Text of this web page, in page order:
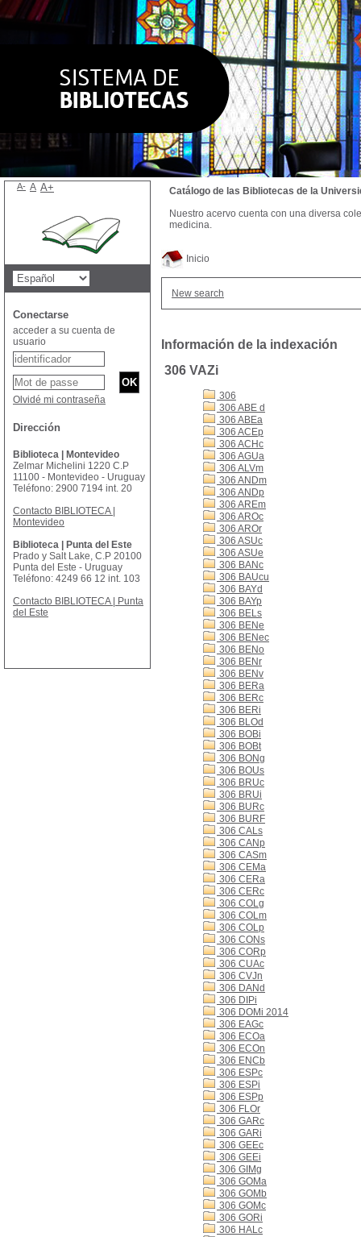
Inicio
New search
Información de la indexación
306 VAZi
306
306 ABE d
306 ABEa
306 ACEp
306 ACHc
306 AGUa
306 ALVm
306 ANDm
306 ANDp
306 AREm
306 AROc
306 AROr
306 ASUc
306 ASUe
306 BANc
306 BAUcu
306 BAYd
306 BAYp
306 BELs
306 BENe
306 BENec
306 BENo
306 BENr
306 BENv
306 BERa
306 BERc
306 BERi
306 BLOd
306 BOBi
306 BOBt
306 BONg
306 BOUs
306 BRUc
306 BRUi
306 BURc
306 BURF
306 CALs
306 CANp
306 CASm
306 CEMa
306 CERa
306 CERc
306 COLg
306 COLm
306 COLp
306 CONs
306 CORp
306 CUAc
306 CVJn
306 DANd
306 DIPi
306 DOMi 2014
306 EAGc
306 ECOa
306 ECOn
306 ENCb
306 ESPc
306 ESPi
306 ESPp
306 FLOr
306 GARc
306 GARi
306 GEEc
306 GEEi
306 GIMg
306 GOMa
306 GOMb
306 GOMc
306 GORi
306 HALc
Catálogo de las Bibliotecas de la
Nuestro acervo cuenta con una diversa
medicina.
A- A A+
Conectarse
acceder a su cuenta de
usuario
Olvidé mi contraseña
Dirección
Biblioteca | Montevideo
Zelmar Michelini 1220 C.P
11100 - Montevideo - Uruguay
Teléfono: 2900 7194 int. 20
Contacto BIBLIOTECA |
Montevideo
Biblioteca | Punta del Este
Prado y Salt Lake, C.P 20100
Punta del Este - Uruguay
Teléfono: 4249 66 12 int. 103
Contacto BIBLIOTECA | Punta
del Este